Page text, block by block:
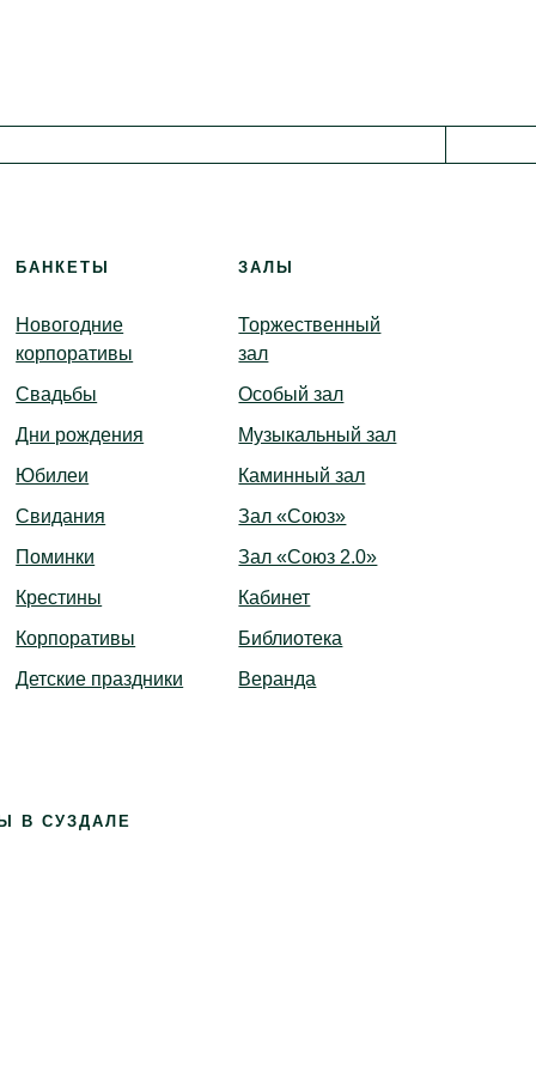
БАНКЕТЫ
Новогодние
корпоративы
Свадьбы
Дни рождения
Юбилеи
Свидания
Поминки
Крестины
Корпоративы
Детские праздники
ЗАЛЫ
Торжественный
зал
Особый зал
Музыкальный зал
Каминный зал
Зал «Союз»
Зал «Союз 2.0»
Кабинет
Библиотека
Веранда
В СУЗДАЛЕ